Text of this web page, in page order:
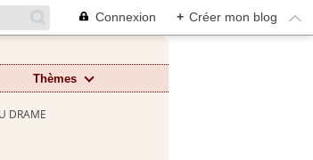
Connexion + Créer mon blog
Thèmes
DRAME